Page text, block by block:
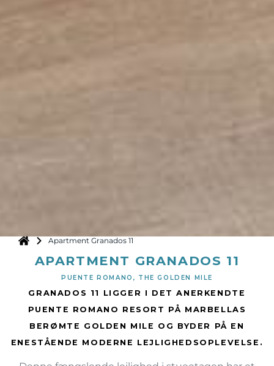
Apartment Granados 11
APARTMENT GRANADOS 11
PUENTE ROMANO, THE GOLDEN MILE
GRANADOS 11 LIGGER I DET ANERKENDTE
PUENTE ROMANO RESORT PÅ MARBELLAS
BERØMTE GOLDEN MILE OG BYDER PÅ EN
ENESTÅENDE MODERNE LEJLIGHEDSOPLEVELSE.